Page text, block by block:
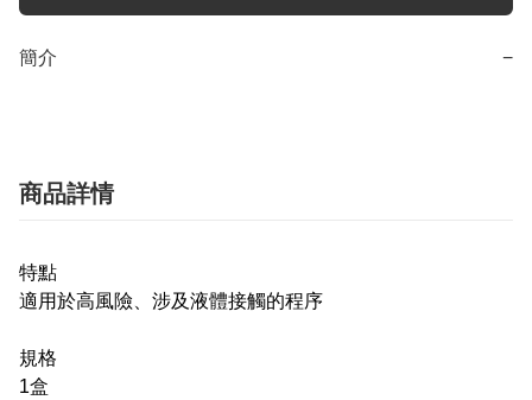
簡介 −
商品詳情
特點
適用於高風險、涉及液體接觸的程序
規格
1盒